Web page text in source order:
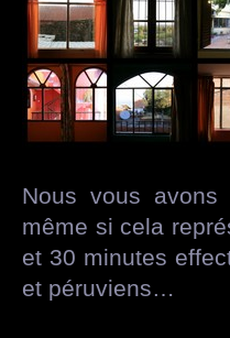
Nous vous
même si cela
et 30 minutes
et péruviens…